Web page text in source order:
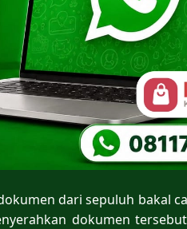
dari sepuluh bakal
dokumen